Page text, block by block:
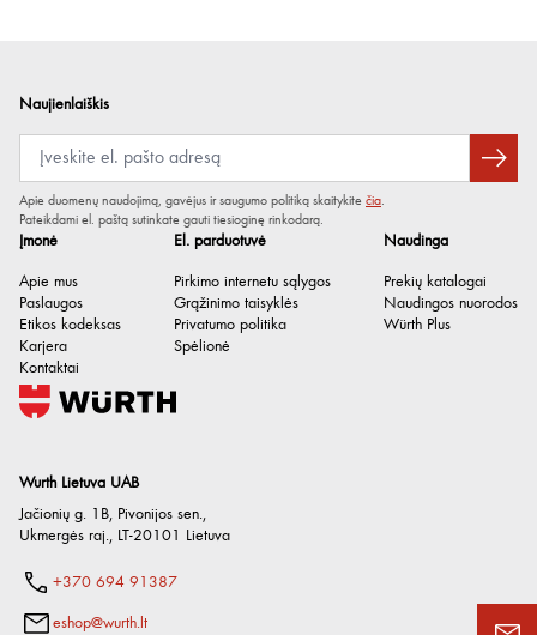
Cheminė bazė
Spalva Raudona
pH vertė 0.4
Tankis 1.068 g/cm³
Tankio sąlygos
Sandėliavimo trukmė po
pagaminimo
užtikrinimo sąlygos
Be organinių chloro junginių
(AOX)
Be silikono
Talpykla
Wurth Lietuva UAB
Jačionių g. 1B, Pivonijos sen.,
Ukmergės raj., LT-20101 Lietuva
+370 694 91387
eshop@wurth.lt
Įmonė
Apie mus
Paslaugos
Etikos kodeksas
Karjera
Kontaktai
El. parduotuvė
Pirkimo internetu sąlygos
Grąžinimo taisyklės
Privatumo politika
Spėlionė
Naudinga
Prekių katalogai
Naudingos nuorodos
Würth Plus
Naujienlaiškis
Apie duomenų naudojimą, gavėjus ir saugumo politiką skaitykite čia.
Pateikdami el. paštą sutinkate gauti tiesioginę rinkodarą.